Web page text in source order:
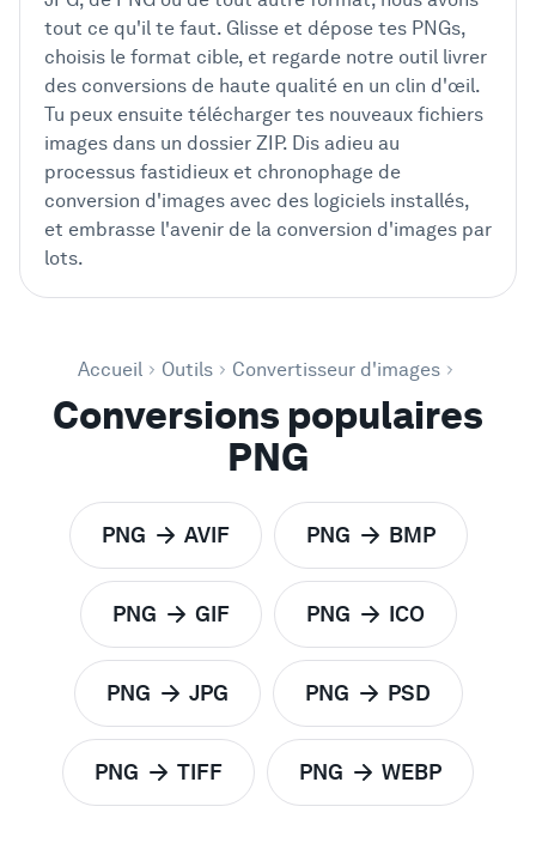
tout ce qu'il te faut. Glisse et dépose tes PNGs,
choisis le format cible, et regarde notre outil livrer
des conversions de haute qualité en un clin d'œil.
Tu peux ensuite télécharger tes nouveaux fichiers
images dans un dossier ZIP. Dis adieu au
processus fastidieux et chronophage de
conversion d'images avec des logiciels installés,
et embrasse l'avenir de la conversion d'images par
lots.
Accueil Outils Convertisseur d'images
Conversions populaires
PNG
PNG AVIF PNG BMP
PNG GIF PNG ICO
PNG JPG PNG PSD
PNG TIFF PNG WEBP